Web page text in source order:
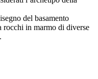
del basamento
rocchi in marmo di diverse